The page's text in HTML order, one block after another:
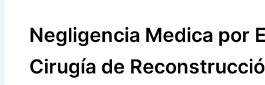
Negligencia Medica por
Cirugía de